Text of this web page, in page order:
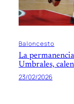
Baloncesto
La
Umbrales,
23/02/2026